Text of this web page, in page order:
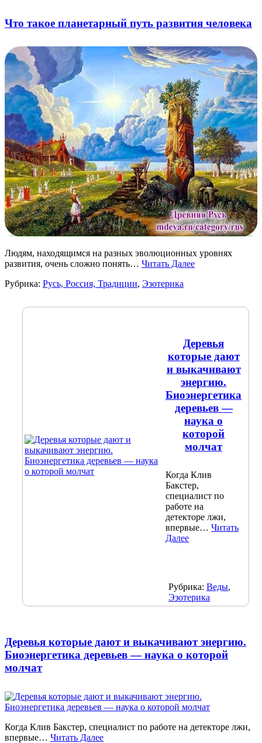
Что такое планетарный путь развития человека
Людям, находящимся на разных эволюционных уровнях
развития, очень сложно понять… Читать Далее
Рубрика: Русь, Россия, Традиции, Эзотерика
Деревья
которые дают
и выкачивают
энергию.
Биоэнергетика
деревьев —
наука о
которой
молчат
Когда Клив
Бакстер,
специалист по
работе на
детекторе лжи,
впервые… Читать
Далее
Рубрика: Веды,
Эзотерика
Деревья которые дают и выкачивают энергию.
Биоэнергетика деревьев — наука о которой
молчат
Когда Клив Бакстер, специалист по работе на детекторе лжи,
впервые… Читать Далее